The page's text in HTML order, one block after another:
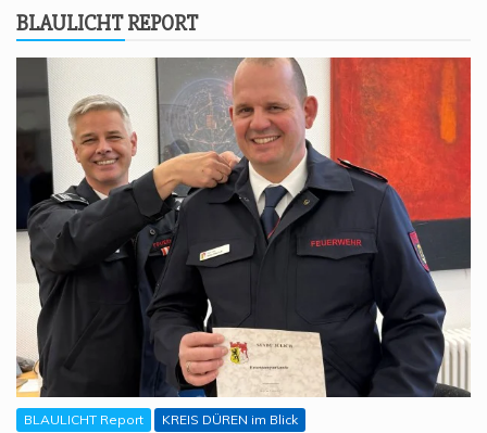
BLAU­LICHT REPORT
BLAULICHT Report KREIS DÜREN im Blick